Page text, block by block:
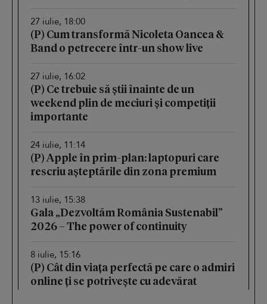
27 iulie, 18:00
(P) Cum transformă Nicoleta Oancea &
Band o petrecere într-un show live
27 iulie, 16:02
(P) Ce trebuie să știi înainte de un
weekend plin de meciuri și competiții
importante
24 iulie, 11:14
(P) Apple în prim-plan: laptopuri care
rescriu așteptările din zona premium
13 iulie, 15:38
Gala „Dezvoltăm România Sustenabil”
2026 – The power of continuity
8 iulie, 15:16
(P) Cât din viața perfectă pe care o admiri
online ți se potrivește cu adevărat